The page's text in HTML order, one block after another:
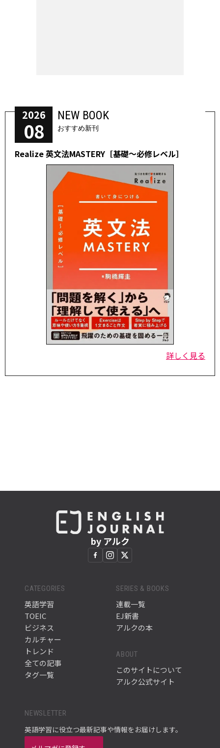
2026
08
NEW BOOK
おすすめ新刊
Realize 英文法MASTERY［基礎～必修レベル］
詳しく見る
by アルク
CATEGORIES
英語学習
TOEIC
ビジネス
カルチャー
トレンド
全ての記事
タグ一覧
SERIES & BOOKS
連載一覧
EJ新書
アルクの本
ABOUT
このサイトについて
アルク公式サイト
NEWSLETTER
英語学習に役立つ最新記事や情報をお届けします。